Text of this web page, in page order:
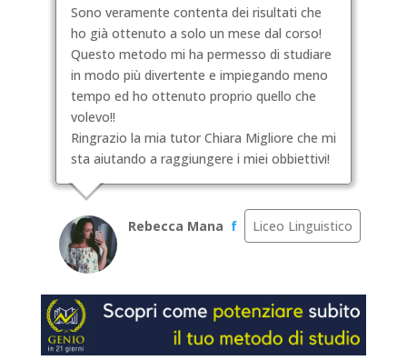
Sono veramente contenta dei risultati che
ho già ottenuto a solo un mese dal corso!
Questo metodo mi ha permesso di studiare
in modo più divertente e impiegando meno
tempo ed ho ottenuto proprio quello che
volevo!!
Ringrazio la mia tutor Chiara Migliore che mi
sta aiutando a raggiungere i miei obbiettivi!
Rebecca Mana f Liceo Linguistico